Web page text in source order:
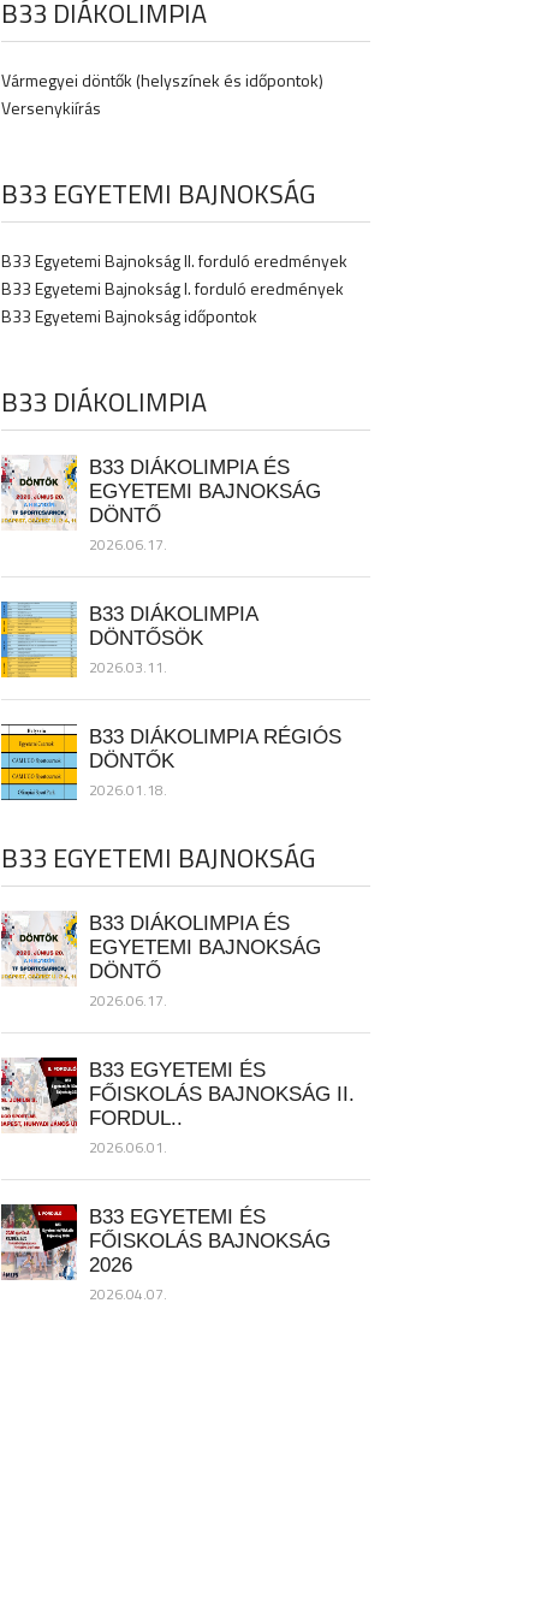
B33 DIÁKOLIMPIA
Vármegyei döntők (helyszínek és időpontok)
Versenykiírás
B33 EGYETEMI BAJNOKSÁG
B33 Egyetemi Bajnokság II. forduló eredmények
B33 Egyetemi Bajnokság I. forduló eredmények
B33 Egyetemi Bajnokság időpontok
B33 DIÁKOLIMPIA
B33 DIÁKOLIMPIA ÉS
EGYETEMI BAJNOKSÁG
DÖNTŐ
2026.06.17.
B33 DIÁKOLIMPIA
DÖNTŐSÖK
2026.03.11.
B33 DIÁKOLIMPIA RÉGIÓS
DÖNTŐK
2026.01.18.
B33 EGYETEMI BAJNOKSÁG
B33 DIÁKOLIMPIA ÉS
EGYETEMI BAJNOKSÁG
DÖNTŐ
2026.06.17.
B33 EGYETEMI ÉS
FŐISKOLÁS BAJNOKSÁG II.
FORDUL..
2026.06.01.
B33 EGYETEMI ÉS
FŐISKOLÁS BAJNOKSÁG
2026
2026.04.07.